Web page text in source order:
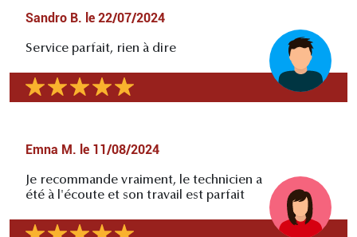
Sandro B. le 22/07/2024
Service parfait, rien à dire
Emna M. le 11/08/2024
Je recommande vraiment, le technicien a
été à l'écoute et son travail est parfait